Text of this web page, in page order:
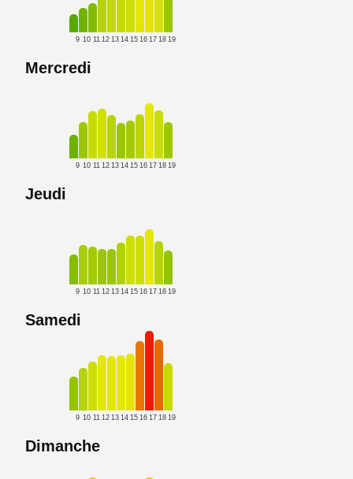
9 10 11 12 13 14 15 16 17 18 19
Mercredi
9 10 11 12 13 14 15 16 17 18 19
Jeudi
9 10 11 12 13 14 15 16 17 18 19
Samedi
9 10 11 12 13 14 15 16 17 18 19
Dimanche